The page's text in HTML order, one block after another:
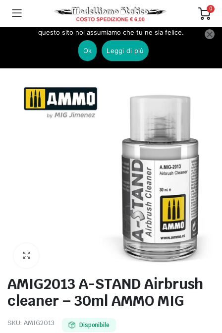
0
COLORI E PENNELLI
Colori AMMO of MIG
AMIG2013 A-STAND Airbrush cleaner – 30ml AMMO MIG
AMIG2013 A-STAND Airbrush
cleaner – 30ml AMMO MIG
SKU: AMIG2013 Disponibile
Utilizziamo i cookie per essere sicuri che tu possa avere la
migliore esperienza sul nostro sito. Se continui ad utilizzare
questo sito noi assumiamo che tu ne sia felice.
Ok Leggi di più